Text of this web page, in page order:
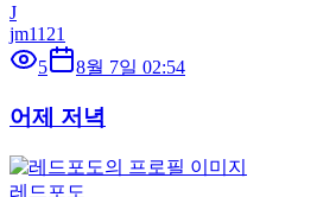
J
jm1121
5
8월 7일 02:54
어제 저녁
레드포도